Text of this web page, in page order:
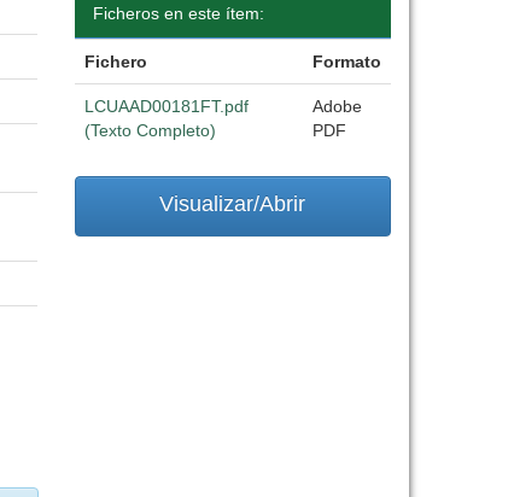
Ficheros en este ítem:
Fichero Formato
LCUAAD00181FT.pdf
(Texto Completo)
Adobe
PDF
Visualizar/Abrir